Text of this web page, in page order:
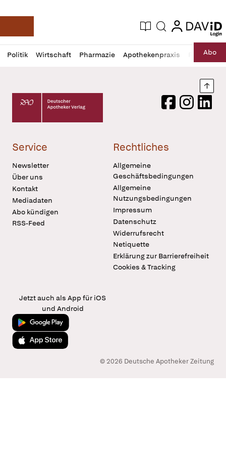
Deutsche Apotheker Zeitung
Aktuelle Ausgabe
Suche login
login
Politik Wirtschaft Pharmazie Apothekenpraxis RechtAbo
Profil
öffnen
Daz
Pur
Deutscher Apotheker Verlag Logo
FacebookInstagram
Service
Newsletter
Über uns
Kontakt
Mediadaten
Abo kündigen
RSS-Feed
Rechtliches
Allgemeine
Geschäftsbedingungen
Allgemeine
Nutzungsbedingungen
Impressum
Datenschutz
Widerrufsrecht
Netiquette
Erklärung zur Barrierefreiheit
Cookies & Tracking
Jetzt auch als App für iOS
und Android
Jetzt bei Google Play
Laden im App Store
© 2026 Deutsche Apotheker Zeitung